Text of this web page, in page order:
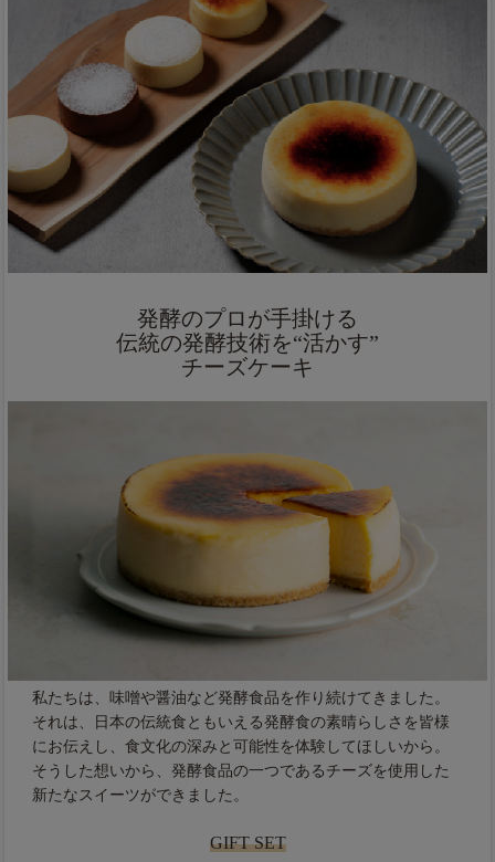
発酵のプロが手掛ける
伝統の発酵技術を“活かす”
チーズケーキ
私たちは、味噌や醤油など発酵食品を作り続けてきました。
それは、日本の伝統食ともいえる発酵食の素晴らしさを皆様
にお伝えし、食文化の深みと可能性を体験してほしいから。
そうした想いから、発酵食品の一つであるチーズを使用した
新たなスイーツができました。
GIFT SET